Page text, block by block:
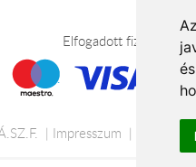
Elfogadott fizetési
Impresszum